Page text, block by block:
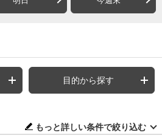
目的から探す
もっと詳しい条件で絞り込む